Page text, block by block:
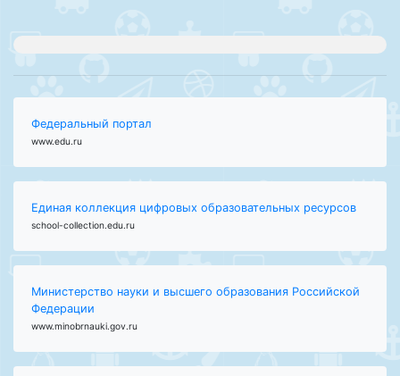
Федеральный портал
www.edu.ru
Единая коллекция цифровых образовательных ресурсов
school-collection.edu.ru
Министерство науки и высшего образования Российской
Федерации
www.minobrnauki.gov.ru